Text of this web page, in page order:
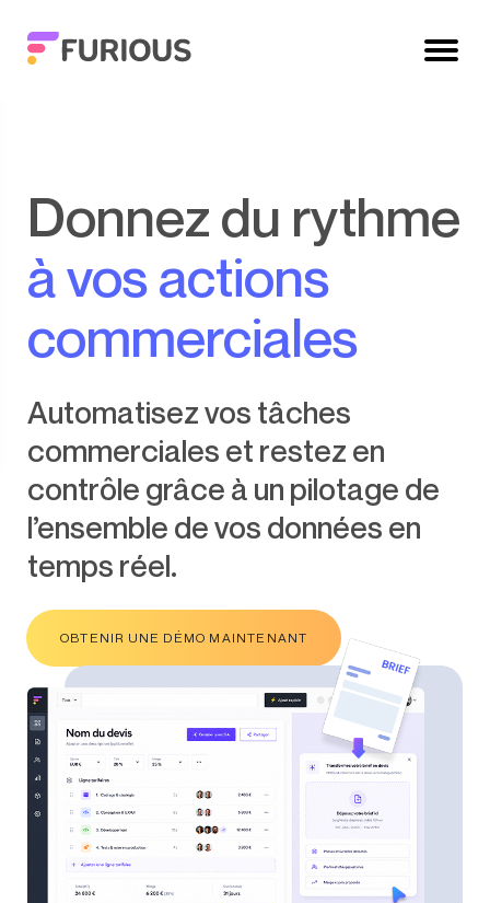
Donnez du rythme
à vos actions
commerciales
Automatisez vos tâches
commerciales et restez en
contrôle grâce à un pilotage de
l’ensemble de vos données en
temps réel.
OBTENIR UNE DÉMO MAINTENANT